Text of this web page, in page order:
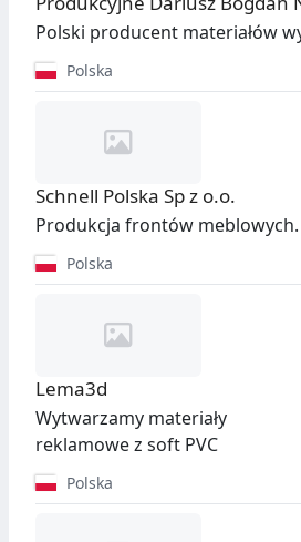
Polski producent materiałów
Polska
Schnell Polska Sp z o.o.
Produkcja frontów meblowych.
Polska
Lema3d
Wytwarzamy materiały
reklamowe z soft PVC
Polska